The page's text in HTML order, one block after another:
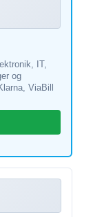
IT,
og
ViaBill